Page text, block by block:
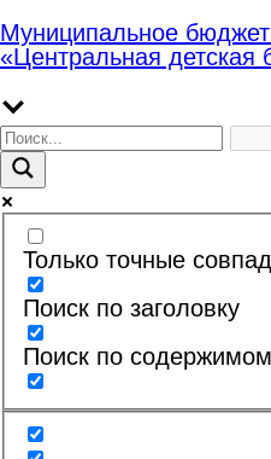
Муниципальное
«Центральная
Только точные
Поиск по заголовку
Поиск по